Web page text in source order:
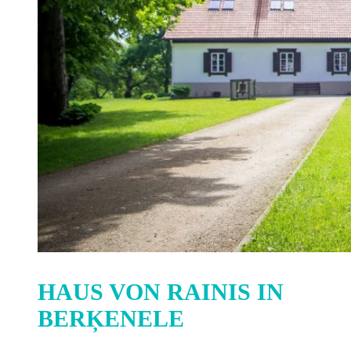
HAUS VON RAINIS IN
BERĶENELE